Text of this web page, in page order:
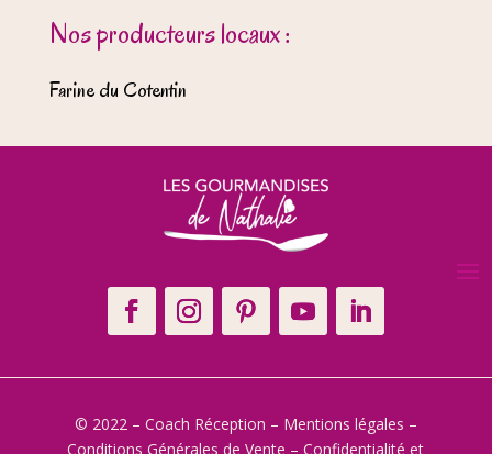
Nos producteurs locaux :
Farine du Cotentin
© 2022 – Coach Réception – Mentions légales –
Conditions Générales de Vente –Confidentialité et